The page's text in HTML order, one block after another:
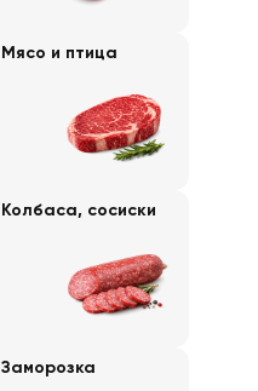
Мясо и птица
Колбаса, сосиски
Заморозка